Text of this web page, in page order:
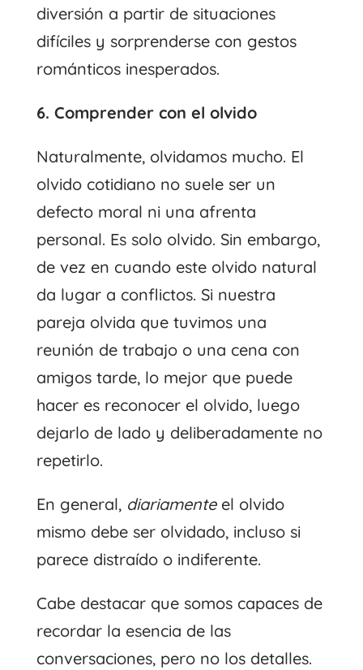
diversión a partir de situaciones
difíciles y sorprenderse con gestos
románticos inesperados.
6. Comprender con el olvido
Naturalmente, olvidamos mucho. El
olvido cotidiano no suele ser un
defecto moral ni una afrenta
personal. Es solo olvido. Sin embargo,
de vez en cuando este olvido natural
da lugar a conflictos. Si nuestra
pareja olvida que tuvimos una
reunión de trabajo o una cena con
amigos tarde, lo mejor que puede
hacer es reconocer el olvido, luego
dejarlo de lado y deliberadamente no
repetirlo.
En general, diariamente el olvido
mismo debe ser olvidado, incluso si
parece distraído o indiferente.
Cabe destacar que somos capaces de
recordar la esencia de las
conversaciones, pero no los detalles.